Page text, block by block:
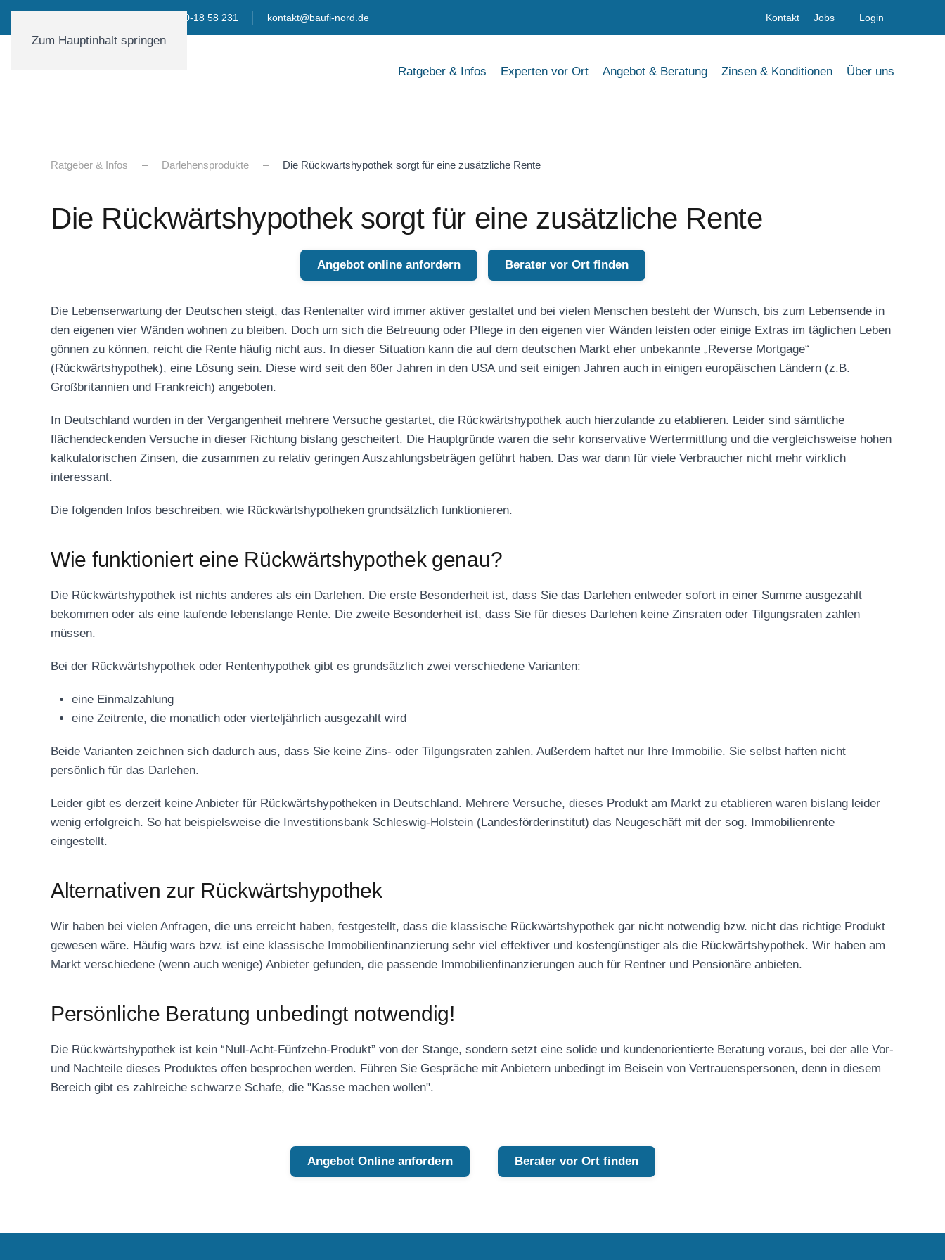
Zum Hauptinhalt springen
01590-18 58 231 kontakt@baufi-nord.de Kontakt Jobs Login
Ratgeber & Infos Experten vor Ort Angebot & Beratung Zinsen & Konditionen Über uns
Ratgeber & Infos Darlehensprodukte Die Rückwärtshypothek sorgt für eine zusätzliche Rente
Die Rückwärtshypothek sorgt für eine zusätzliche Rente
Angebot online anfordern Berater vor Ort finden
Die Lebenserwartung der Deutschen steigt, das Rentenalter wird immer aktiver gestaltet und bei vielen Menschen besteht der Wunsch, bis zum Lebensende in
den eigenen vier Wänden wohnen zu bleiben. Doch um sich die Betreuung oder Pflege in den eigenen vier Wänden leisten oder einige Extras im täglichen Leben
gönnen zu können, reicht die Rente häufig nicht aus. In dieser Situation kann die auf dem deutschen Markt eher unbekannte „Reverse Mortgage“
(Rückwärtshypothek), eine Lösung sein. Diese wird seit den 60er Jahren in den USA und seit einigen Jahren auch in einigen europäischen Ländern (z.B.
Großbritannien und Frankreich) angeboten.
In Deutschland wurden in der Vergangenheit mehrere Versuche gestartet, die Rückwärtshypothek auch hierzulande zu etablieren. Leider sind sämtliche
flächendeckenden Versuche in dieser Richtung bislang gescheitert. Die Hauptgründe waren die sehr konservative Wertermittlung und die vergleichsweise hohen
kalkulatorischen Zinsen, die zusammen zu relativ geringen Auszahlungsbeträgen geführt haben. Das war dann für viele Verbraucher nicht mehr wirklich
interessant.
Die folgenden Infos beschreiben, wie Rückwärtshypotheken grundsätzlich funktionieren.
Wie funktioniert eine Rückwärtshypothek genau?
Die Rückwärtshypothek ist nichts anderes als ein Darlehen. Die erste Besonderheit ist, dass Sie das Darlehen entweder sofort in einer Summe ausgezahlt
bekommen oder als eine laufende lebenslange Rente. Die zweite Besonderheit ist, dass Sie für dieses Darlehen keine Zinsraten oder Tilgungsraten zahlen
müssen.
Bei der Rückwärtshypothek oder Rentenhypothek gibt es grundsätzlich zwei verschiedene Varianten:
eine Einmalzahlung
eine Zeitrente, die monatlich oder vierteljährlich ausgezahlt wird
Beide Varianten zeichnen sich dadurch aus, dass Sie keine Zins- oder Tilgungsraten zahlen. Außerdem haftet nur Ihre Immobilie. Sie selbst haften nicht
persönlich für das Darlehen.
Leider gibt es derzeit keine Anbieter für Rückwärtshypotheken in Deutschland. Mehrere Versuche, dieses Produkt am Markt zu etablieren waren bislang leider
wenig erfolgreich. So hat beispielsweise die Investitionsbank Schleswig-Holstein (Landesförderinstitut) das Neugeschäft mit der sog. Immobilienrente
eingestellt.
Alternativen zur Rückwärtshypothek
Wir haben bei vielen Anfragen, die uns erreicht haben, festgestellt, dass die klassische Rückwärtshypothek gar nicht notwendig bzw. nicht das richtige Produkt
gewesen wäre. Häufig wars bzw. ist eine klassische Immobilienfinanzierung sehr viel effektiver und kostengünstiger als die Rückwärtshypothek. Wir haben am
Markt verschiedene (wenn auch wenige) Anbieter gefunden, die passende Immobilienfinanzierungen auch für Rentner und Pensionäre anbieten.
Persönliche Beratung unbedingt notwendig!
Die Rückwärtshypothek ist kein “Null-Acht-Fünfzehn-Produkt” von der Stange, sondern setzt eine solide und kundenorientierte Beratung voraus, bei der alle Vor-
und Nachteile dieses Produktes offen besprochen werden. Führen Sie Gespräche mit Anbietern unbedingt im Beisein von Vertrauenspersonen, denn in diesem
Bereich gibt es zahlreiche schwarze Schafe, die "Kasse machen wollen".
Angebot Online anfordern Berater vor Ort finden
baufi-nord.de